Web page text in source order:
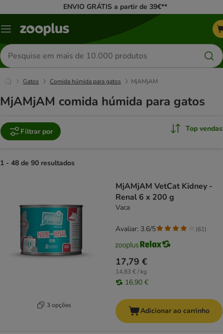
ENVIO GRÁTIS a partir de 39€**
Menu
Pesquisar
produtos
Gatos Comida húmida para gatos MjAMjAM
MjAMjAM comida húmida para gatos
Filtrar por Top vendas
1 - 48 de 90 resultados
3 opções
MjAMjAM VetCat Kidney -
Renal 6 x 200 g
Vaca
17,79 €
14,83 € / kg
16,90 €
Avaliar: 3.6/5 (61)
Adicionar ao carrinho